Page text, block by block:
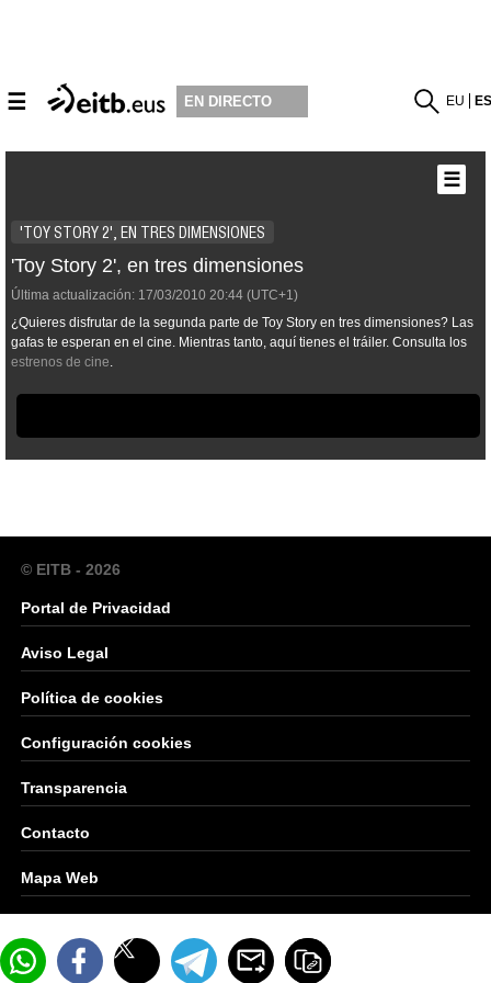
☰ EN DIRECTO EU
'TOY STORY 2', EN TRES DIMENSIONES
'Toy Story 2', en tres dimensiones
Última actualización: 17/03/2010 20:44 (UTC+1)
¿Quieres disfrutar de la segunda parte de Toy Story en tres dimensiones? Las
gafas te esperan en el cine. Mientras tanto, aquí tienes el tráiler. Consulta los
estrenos de cine.
☰
© EITB - 2026
Portal de Privacidad
Aviso Legal
Política de cookies
Configuración cookies
Transparencia
Contacto
Mapa Web